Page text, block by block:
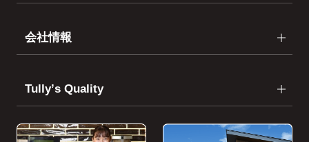
会社情報
Tullyʼs Quality